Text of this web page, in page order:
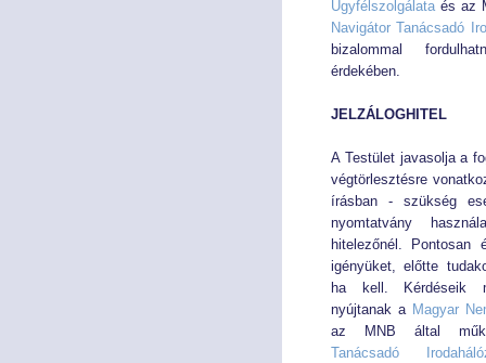
Ügyfélszolgálataés az
Navigátor Tanácsadó
bizalommal
érdekében.
JELZÁLOGHITEL
A Testület javasolja a
végtörlesztésre
írásban - szükség
nyomtatvány
hitelezőnél. Pontosan
igényüket, előtte
ha kell. Kérdéseik
nyújtanak a Magyar
az MNB által
Tanácsadó